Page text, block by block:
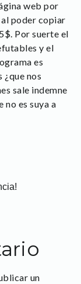
web por
poder copiar
Por suerte el
y el
es
¿que nos
sale indemne
no es suya a
un